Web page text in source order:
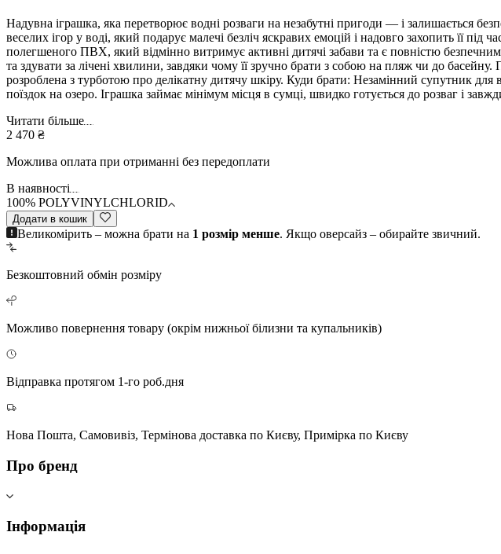
Надувна іграшка, яка перетворює водні розваги на незабутні пригоди — і залишається
веселих ігор у воді, який подарує малечі безліч яскравих емоцій і надовго захопить її
полегшеного ПВХ, який відмінно витримує активні дитячі забави та є повністю
та здувати за лічені хвилини, завдяки чому її зручно брати з собою на пляж чи до
розроблена з турботою про делікатну дитячу шкіру. Куди брати: Незамінний супутник для
поїздок на озеро. Іграшка займає мінімум місця в сумці, швидко готується до розваг і
Читати більше
2 470 ₴
Можлива оплата при отриманні без передоплати
В наявності
100% POLYVINYLCHLORID
Додати в кошик
Великомірить – можна брати на 1 розмір менше. Якщо оверсайз – обирайте звичний.
Безкоштовний обмін розміру
Можливо повернення товару (окрім нижньої білизни та купальників)
Відправка протягом 1-го роб.дня
Нова Пошта, Самовивіз, Термінова доставка по Києву, Примірка по Києву
Про бренд
Інформація